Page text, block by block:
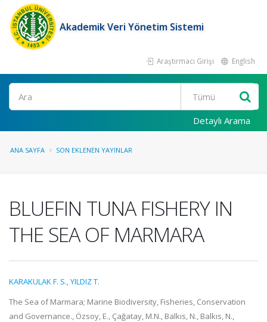
Akademik Veri Yönetim Sistemi
Araştırmacı Girişi English
Ara
Detaylı Arama
ANA SAYFA SON EKLENEN YAYINLAR
BLUEFIN TUNA FISHERY IN
THE SEA OF MARMARA
KARAKULAK F. S.,YILDIZ T.
The Sea of Marmara; Marine Biodiversity, Fisheries, Conservation
and Governance., Özsoy, E., Çağatay, M.N., Balkıs, N., Balkıs, N.,